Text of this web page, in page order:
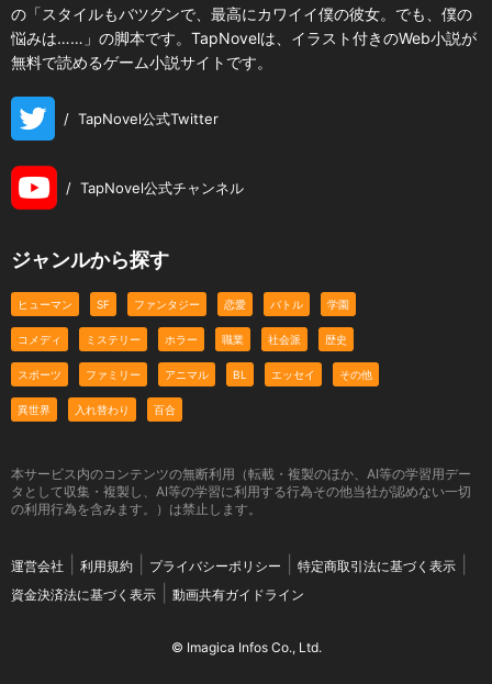
の「スタイルもバツグンで、最高にカワイイ僕の彼女。でも、僕の
悩みは……」の脚本です。TapNovelは、イラスト付きのWeb小説が
無料で読めるゲーム小説サイトです。
/ TapNovel公式Twitter
/ TapNovel公式チャンネル
ジャンルから探す
ヒューマン SF ファンタジー 恋愛 バトル 学園
コメディ ミステリー ホラー 職業 社会派 歴史
スポーツ ファミリー アニマル BL エッセイ その他
異世界 入れ替わり 百合
本サービス内のコンテンツの無断利用（転載・複製のほか、AI等の学習用デー
タとして収集・複製し、AI等の学習に利用する行為その他当社が認めない一切
の利用行為を含みます。）は禁止します。
運営会社 利用規約 プライバシーポリシー
特定商取引法に基づく表示
資金決済法に基づく表示
動画共有ガイドライン
© Imagica Infos Co., Ltd.